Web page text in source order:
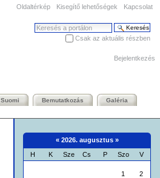
Oldaltérkép Kisegítő lehetőségek Kapcsolat
Keresés
Csak az aktuális részben
Bejelentkezés
Suomi Bemutatkozás
Galéria
«2026. augusztus »
H K Sze Cs P Szo V
1
2